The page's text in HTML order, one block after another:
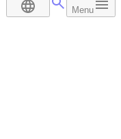
DA Menu